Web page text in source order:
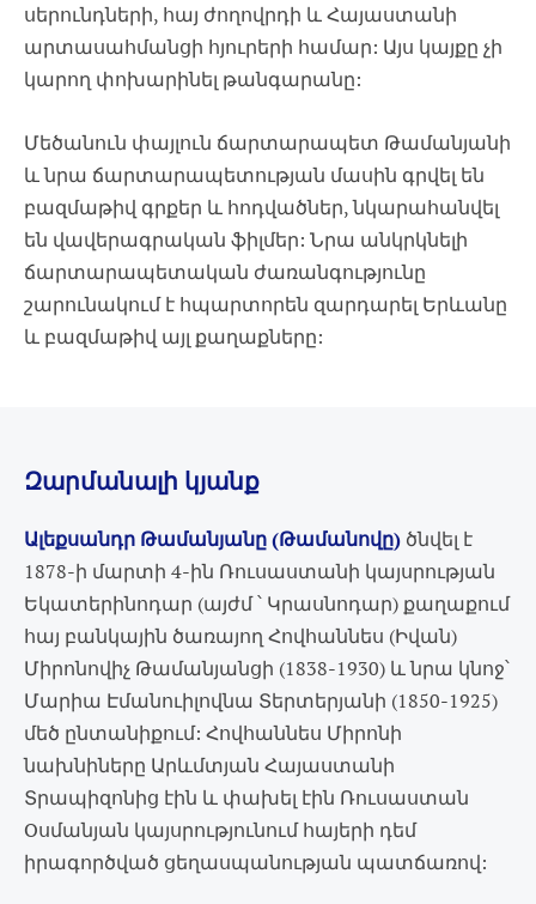
սերունդների, հայ ժողովրդի և Հայաստանի
արտասահմանցի հյուրերի համար: Այս կայքը չի
կարող փոխարինել թանգարանը:
Մեծանուն փայլուն ճարտարապետ Թամանյանի
և նրա ճարտարապետության մասին գրվել են
բազմաթիվ գրքեր և հոդվածներ, նկարահանվել
են վավերագրական ֆիլմեր: Նրա անկրկնելի
ճարտարապետական ժառանգությունը
շարունակում է հպարտորեն զարդարել Երևանը
և բազմաթիվ այլ քաղաքները:
Զարմանալի կյանք
Ալեքսանդր Թամանյանը (Թամանովը) ծնվել է
1878-ի մարտի 4-ին Ռուսաստանի կայսրության
Եկատերինոդար (այժմ ՝ Կրասնոդար) քաղաքում
հայ բանկային ծառայող Հովհաննես (Իվան)
Միրոնովիչ Թամանյանցի (1838-1930) և նրա կնոջ՝
Մարիա Էմանուիլովնա Տերտերյանի (1850-1925)
մեծ ընտանիքում: Հովհաննես Միրոնի
նախնիները Արևմտյան Հայաստանի
Տրապիզոնից էին և փախել էին Ռուսաստան
Oսմանյան կայսրությունում հայերի դեմ
իրագործված ցեղասպանության պատճառով: